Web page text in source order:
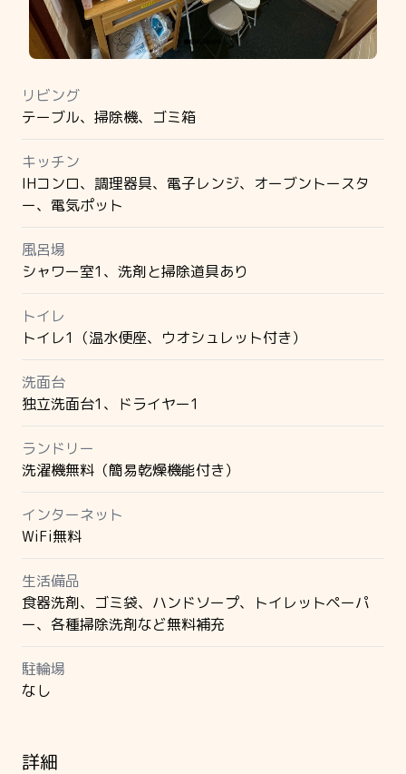
リビング
テーブル、掃除機、ゴミ箱
キッチン
IHコンロ、調理器具、電子レンジ、オーブントースタ
ー、電気ポット
風呂場
シャワー室1、洗剤と掃除道具あり
トイレ
トイレ1（温水便座、ウオシュレット付き）
洗面台
独立洗面台1、ドライヤー1
ランドリー
洗濯機無料（簡易乾燥機能付き）
インターネット
WiFi無料
生活備品
食器洗剤、ゴミ袋、ハンドソープ、トイレットペーパ
ー、各種掃除洗剤など無料補充
駐輪場
なし
詳細